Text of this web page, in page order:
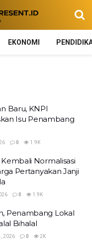
EKONOMI
Baru, KNPI
Isu Penambang
0 1.9K
Normalisasi
Pertanyakan Janji
0 1.9K
Penambang Lokal
Bihalal
2026 0 2K